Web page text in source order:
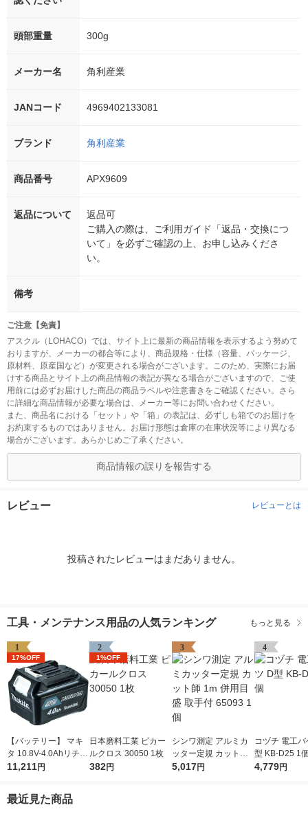
頭部重量 300g
メーカー名 角利産業
JANコード 4969402133081
ブランド 角利産業
商品番号 APX9609
返品について
返品可
ご購入の際は、ご利用ガイド「返品・交換につ
いて」を必ずご確認の上、お申し込みくださ
い。
備考
ご注意【免責】
アスクル（LOHACO）では、サイト上に最新の商品情報を表示するよう努めて
おりますが、メーカーの都合等により、商品規格・仕様（容量、パッケージ、
原材料、原産国など）が変更される場合がございます。このため、実際にお届
けする商品とサイト上の商品情報の表記が異なる場合がございますので、ご使
用前には必ずお届けした商品の商品ラベルや注意書きをご確認ください。さら
に詳細な商品情報が必要な場合は、メーカー等にお問い合わせください。
また、商品名における「セット」や「箱」の表記は、必ずしも箱でのお届けを
お約束するものではありません。お届け形態は倉庫の在庫状況等により異なる
場合がございます。あらかじめご了承ください。
商品情報の誤りを報告する
レビュー レビューとは
投稿されたレビューはまだありません。
工具・メンテナンス用品の人気ランキング もっと見る
1
17%OFF
【バッテリー】 マキ
タ 10.8V-4.0Ahリチウ
ムイオンバッテリ A-5
11,211円
2
1%OFF
日本磨料工業 ピカー
ルクロス 30050 1枚
382円
3
シンワ測定 アルミカ
ッター定規 カット師
1m 併用目盛 取手付 6
5,017円
4
コヅチ 電工
型 KB-D25 1
4,779円
最近見た商品